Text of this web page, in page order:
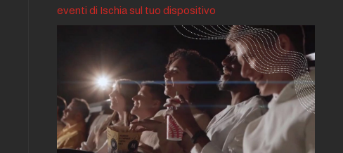
eventi di Ischia sul tuo dispositivo